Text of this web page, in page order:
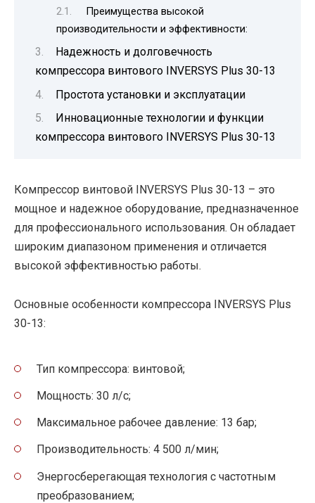
Преимущества высокой
производительности и эффективности:
Надежность и долговечность
компрессора винтового INVERSYS Plus 30-13
Простота установки и эксплуатации
Инновационные технологии и функции
компрессора винтового INVERSYS Plus 30-13
Компрессор винтовой INVERSYS Plus 30-13 – это
мощное и надежное оборудование, предназначенное
для профессионального использования. Он обладает
широким диапазоном применения и отличается
высокой эффективностью работы.
Основные особенности компрессора INVERSYS Plus
30-13:
Тип компрессора: винтовой;
Мощность: 30 л/с;
Максимальное рабочее давление: 13 бар;
Производительность: 4 500 л/мин;
Энергосберегающая технология с частотным
преобразованием;